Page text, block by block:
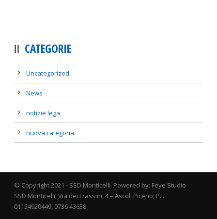
CATEGORIE
Uncategorized
News
notizie lega
nuova categoria
© Copyright 2021 - SSD Monticelli. Powered by: Feye Studio
SSD Monticelli, Via dei Frassini, 4 – Ascoli Piceno, P.I.
01154920449, 0736 43638